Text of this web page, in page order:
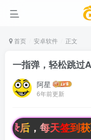
首页 安卓软件 正文
一指弹，轻松跳过
阿星
6年前更新
后，每天签到获